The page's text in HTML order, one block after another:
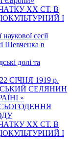
ХХ СТ. В
І
сесії
Шевченка в
долі та
СІЧНЯ 1919 р.
СЕЛЯНИН
»
ХХ СТ. В
І